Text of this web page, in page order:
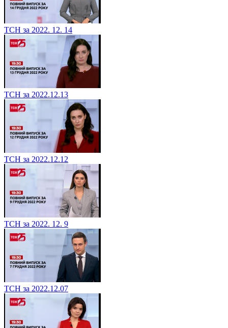
ТСН за 2022. 12. 14
ТСН за 2022.12.13
ТСН за 2022.12.12
ТСН за 2022. 12. 9
ТСН за 2022.12.07